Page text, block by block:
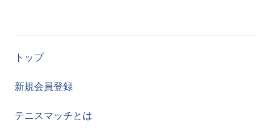
トップ
新規会員登録
テニスマッチとは